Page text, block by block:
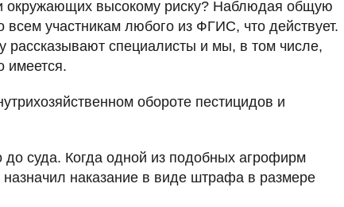
окружающих высокому риску? Наблюдая общую
всем участникам любого из ФГИС, что действует.
рассказывают специалисты и мы, в том числе,
имеется.
обороте пестицидов и
суда. Когда одной из подобных агрофирм
наказание в виде штрафа в размере